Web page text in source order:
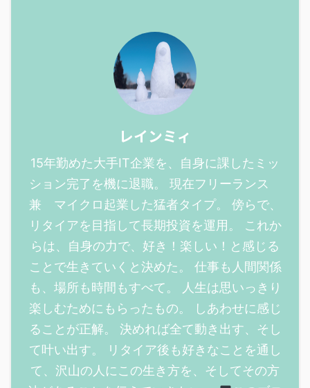
レインミィ
15年勤めた大手IT企業を、自身に課したミッ
ション完了を機に退職。 現在フリーランス
兼 マイクロ起業した猛者タイプ。 傍らで、
リタイアを目指して長期投資を運用。 これか
らは、自身の力で、好き！楽しい！と感じる
ことで生きていくと決めた。 仕事も人間関係
も、場所も時間もすべて。 人生は思いっきり
楽しむためにもらったもの。 しあわせに感じ
ることが正解。 決めれば全て動き出す、そし
て叶い出す。 リタイア後も好きなことを通し
て、沢山の人にこの生き方を、そしてその方